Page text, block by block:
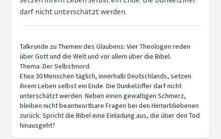
darf nicht unterschätzt werden.
Talkrunde zu Themen des Glaubens: Vier Theologen reden
über Gott und die Welt und vor allem über die Bibel.
Thema: Der Selbstmord.
Etwa 30 Menschen täglich, innerhalb Deutschlands, setzen
ihrem Leben selbst ein Ende. Die Dunkelziffer darf nicht
unterschätzt werden. Neben einen gewaltigen Schmerz,
bleiben nicht beantwortbare Fragen bei den Hinterbliebenen
zurück. Spricht die Bibel eine Einladung aus, die über den Tod
hinausgeht?